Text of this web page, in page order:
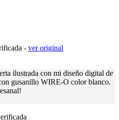
- ver original